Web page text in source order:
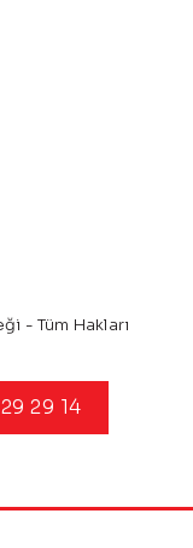
- Tüm Hakları
29 14